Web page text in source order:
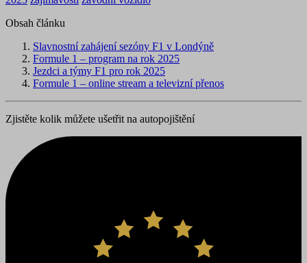
Obsah článku
Slavnostní zahájení sezóny F1 v Londýně
Formule 1 – program na rok 2025
Jezdci a týmy F1 pro rok 2025
Formule 1 – online stream a televizní přenos
Zjistěte kolik můžete ušetřit na autopojištění